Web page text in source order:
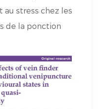
au stress chez les
de la ponction